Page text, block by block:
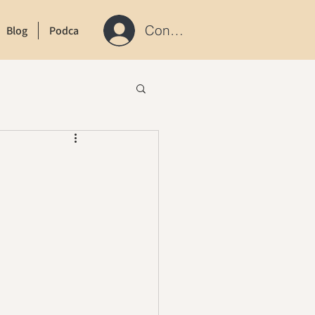
Blog Podcast ContactConnexion / S'inscrire